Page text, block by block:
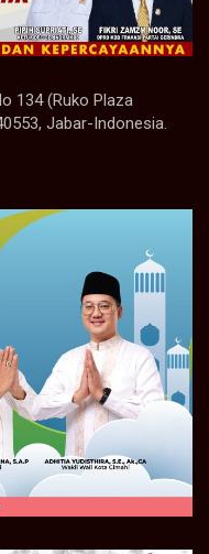
134 (Ruko Plaza
Jabar-Indonesia.